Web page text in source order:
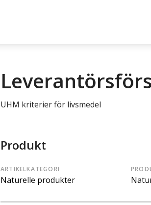
UHM kriterier för livsmedel
Produkt
ARTIKELKATEGORI
Naturelle produkter